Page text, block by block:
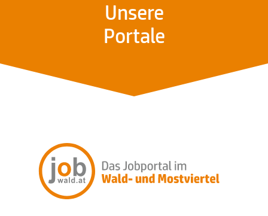
Unsere
Portale